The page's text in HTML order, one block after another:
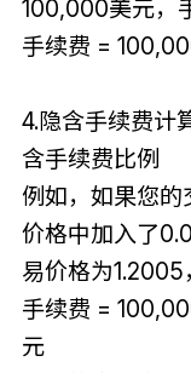
100,000美元，
手续费 =
4.隐含手续费计
含手续费比例
例如，如果您的
价格中加入了
易价格为1.2005
手续费 =
元